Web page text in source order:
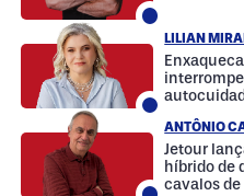
LILIAN
ANTÔNIO
Jetour
híbrido de
cavalos